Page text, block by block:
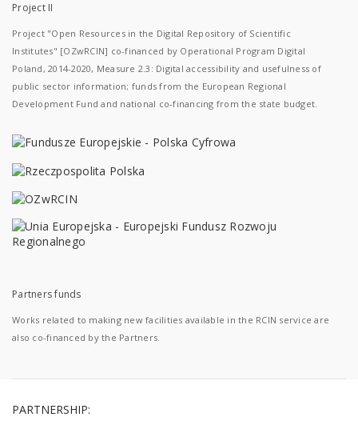
Project II
Project "Open Resources in the Digital Repository of Scientific
Institutes" [OZwRCIN] co-financed by Operational Program Digital
Poland, 2014-2020, Measure 2.3: Digital accessibility and usefulness of
public sector information; funds from the European Regional
Development Fund and national co-financing from the state budget.
Partners funds
Works related to making new facilities available in the RCIN service are
also co-financed by the Partners.
PARTNERSHIP: